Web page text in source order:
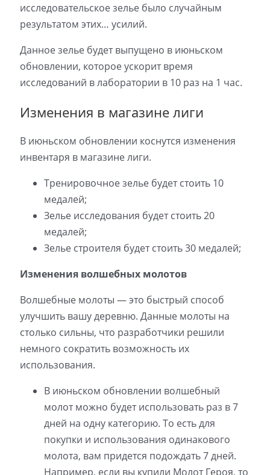
исследовательское зелье было случайным
результатом этих… усилий.
Данное зелье будет выпущено в июньском
обновлении, которое ускорит время
исследований в лаборатории в 10 раз на 1 час.
Изменения в магазине лиги
В июньском обновлении коснутся изменения
инвентаря в магазине лиги.
Тренировочное зелье будет стоить 10
медалей;
Зелье исследования будет стоить 20
медалей;
Зелье строителя будет стоить 30 медалей;
Изменения волшебных молотов
Волшебные молоты — это быстрый способ
улучшить вашу деревню. Данные молоты на
столько сильны, что разработчики решили
немного сократить возможность их
использования.
В июньском обновлении волшебный
молот можно будет использовать раз в 7
дней на одну категорию. То есть для
покупки и использования одинакового
молота, вам придется подождать 7 дней.
Например, если вы купили Молот Героя, то